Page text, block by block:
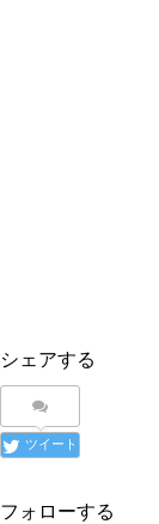
シェアする
ツイート
フォローする